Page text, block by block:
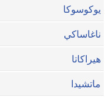
يوكوسوكا
ناغاساكي
هيراكاتا
ماتشيدا